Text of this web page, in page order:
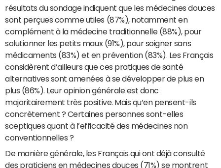
résultats du sondage indiquent que les médecines douces
sont perçues comme utiles (87%), notamment en
complément à la médecine traditionnelle (88%), pour
solutionner les petits maux (91%), pour soigner sans
médicaments (83%) et en prévention (83%). Les Français
considèrent d’ailleurs que ces pratiques de santé
alternatives sont amenées à se développer de plus en
plus (86%). Leur opinion générale est donc
majoritairement très positive. Mais qu’en pensent-ils
concrètement ? Certaines personnes sont-elles
sceptiques quant à l’efficacité des médecines non
conventionnelles ?
De manière générale, les Français qui ont déjà consulté
des praticiens en médecines douces (71%) se montrent